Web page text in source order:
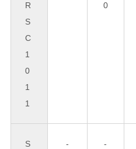
R
S
C
1
0
1
1
0
S
- -